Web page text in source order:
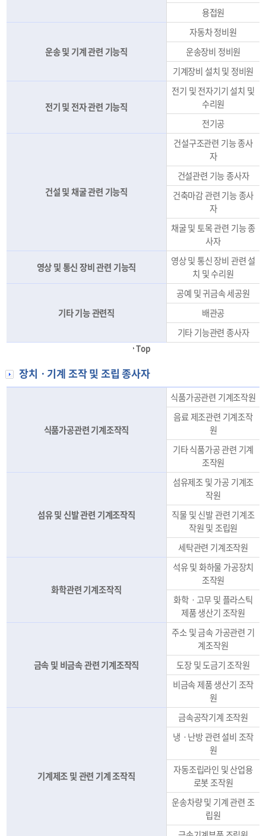
용접원
운송 및 기계 관련 기능직
자동차 정비원
운송장비 정비원
기계장비 설치 및 정비원
전기 및 전자 관련 기능직
전기 및 전자기기 설치 및
수리원
전기공
건설 및 채굴 관련 기능직
건설구조관련 기능 종사
자
건설관련 기능 종사자
건축마감 관련 기능 종사
자
채굴 및 토목 관련 기능 종
사자
영상 및 통신 장비 관련 기능직
영상 및 통신 장비 관련 설
치 및 수리원
기타 기능 관련직
공예 및 귀금속 세공원
배관공
기타 기능관련 종사자
Top
장치ㆍ기계 조작 및 조립 종사자
식품가공관련 기계조작직
식품가공관련 기계조작원
음료 제조관련 기계조작
원
기타 식품가공 관련 기계
조작원
섬유 및 신발 관련 기계조작직
섬유제조 및 가공 기계조
작원
직물 및 신발 관련 기계조
작원 및 조립원
세탁관련 기계조작원
화학관련 기계조작직
석유 및 화하물 가공장치
조작원
화학ㆍ고무 및 플라스틱
제품 생산기 조작원
금속 및 비금속 관련 기계조작직
주소 및 금속 가공관련 기
계조작원
도장 및 도금기 조작원
비금속 제품 생산기 조작
원
기계제조 및 관련 기계 조작직
금속공작기계 조작원
냉ㆍ난방 관련 설비 조작
원
자동조립라인 및 산업용
로봇 조작원
운송차량 및 기계 관련 조
립원